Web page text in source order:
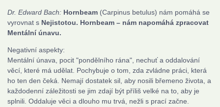
Dr. Edward Bach: Hornbeam (Carpinus betulus) nám pomáhá se
vyrovnat s Nejistotou. Hornbeam – nám napomáhá zpracovat
Mentální únavu.
Negativní aspekty:
Mentální únava, pocit "pondělního rána", nechuť a oddalování
věcí, které má udělat. Pochybuje o tom, zda zvládne práci, která
ho ten den čeká. Nemají dostatek sil, aby nosili břemeno života, a
každodenní záležitosti se jim zdají být příliš velké na to, aby je
splnili. Oddaluje věci a dlouho mu trvá, nežli s prací začne.